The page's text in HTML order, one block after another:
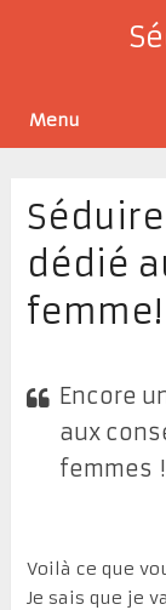
Menu
dédié
femme!
Encore
aux
femmes !
Voilà ce que
Je sais que je